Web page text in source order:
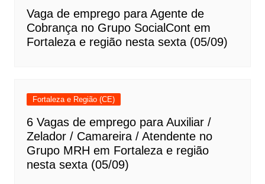
Vaga de emprego para Agente de
Cobrança no Grupo SocialCont em
Fortaleza e região nesta sexta (05/09)
Fortaleza e Região (CE)
6 Vagas de emprego para Auxiliar /
Zelador / Camareira / Atendente no
Grupo MRH em Fortaleza e região
nesta sexta (05/09)